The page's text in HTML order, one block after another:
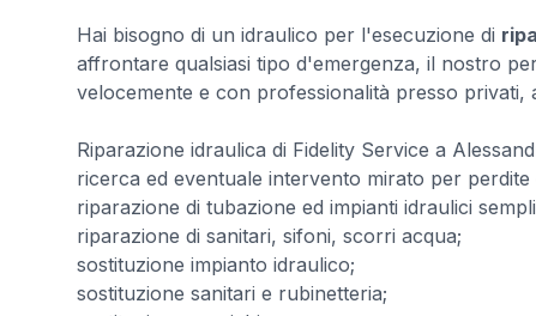
Hai bisogno di un idraulico per l'esecuzione di
affrontare qualsiasi tipo d'emergenza, il nostro
velocemente e con professionalità presso
Riparazione idraulica di Fidelity Service a
ricerca ed eventuale intervento mirato per perdite
riparazione di tubazione ed impianti idraulici
riparazione di sanitari, sifoni, scorri acqua;
sostituzione impianto idraulico;
sostituzione sanitari e rubinetteria;